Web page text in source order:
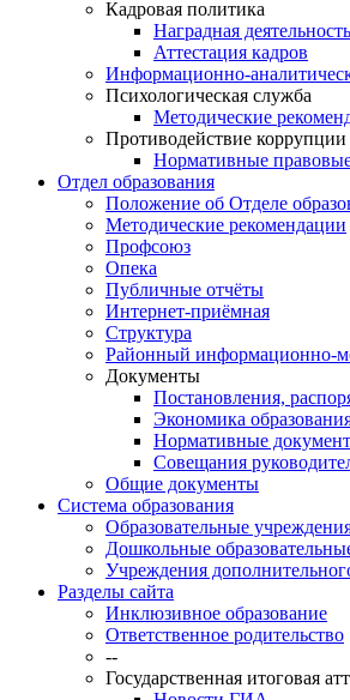
Кадровая политика
Наградная деятельность
Аттестация кадров
Информационно-
Психологическая служба
Методические
Противодействие коррупции
Нормативные
Отдел образования
Положение об Отделе
Методические рекомендации
Профсоюз
Опека
Публичные отчёты
Интернет-приёмная
Структура
Районный информационно-
Документы
Постановления,
Экономика
Нормативные
Совещания
Общие документы
Система образования
Образовательные
Дошкольные
Учреждения
Разделы сайта
Инклюзивное образование
Ответственное родительство
--
Государственная итоговая